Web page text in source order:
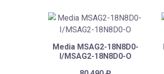
Media MSAG2-18N8D0-
I/MSAG2-18N8D0-O